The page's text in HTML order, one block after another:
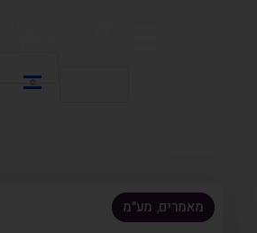
מאמרים, מע"מ